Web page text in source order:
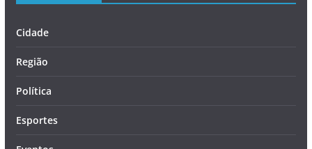
Cidade
Região
Política
Esportes